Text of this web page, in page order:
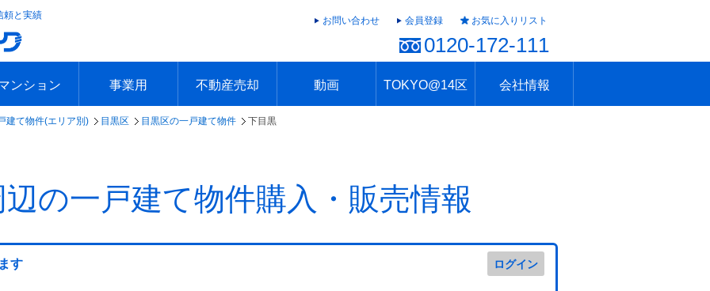
頼と実績
お問い合わせ 会員登録 お気に入りリスト
0120-172-111
ンション
リアで探す
線で探す
日の新着物件
週の新着物件
事業用
エリアで探す
沿線で探す
本日の新着物件
今週の新着物件
不動産売却
不動産売却トップ
簡単無料査定
不動産売却の流れ
不動産売却 Q&A
海外からの不動産売買
動画 TOKYO@14区 会社情報
建て物件(エリア別) 目黒区 目黒区の一戸建て物件 下目黒
の一戸建て物件購入・販売情報
す ログイン